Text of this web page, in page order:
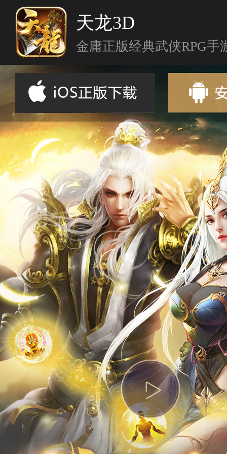
天龙3D
金庸正版经典武侠RPG手
新闻资讯
热门活动
资料站
攻略站